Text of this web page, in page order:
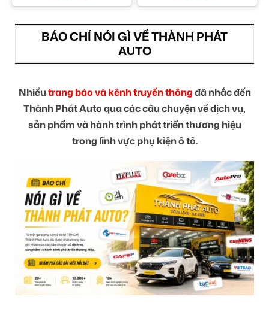
BÁO CHÍ NÓI GÌ VỀ THÀNH PHÁT
AUTO
Nhiềutrang báo và kênh truyền thôngđã nhắc đến
Thành Phát Auto qua các câu chuyện về dịch vụ,
sản phẩm và hành trình phát triển thương hiệu
trong lĩnh vực phụ kiện ô tô.